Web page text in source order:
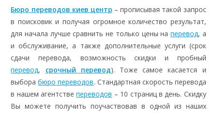
Бюро переводов киев центр – прописывая такой запрос
в поисковик и получая огромное количество результат,
для начала лучше сравнить не только цены на перевод, а
и обслуживание, а также дополнительные услуги (срок
сдачи перевода, возможность скидки и пробный
перевод, срочный перевод). Тоже самое касается и
выборабюро переводов. Стандартная скорость перевода
в нашем агентствепереводов – 10 страниц в день. Скидку
Вы можете получить поучаствовав в одной из наших